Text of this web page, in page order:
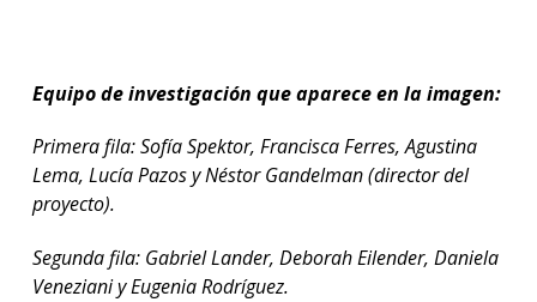
Equipo de investigación que aparece en la imagen:
Primera fila: Sofía Spektor, Francisca Ferres, Agustina
Lema, Lucía Pazos y Néstor Gandelman (director del
proyecto).
Segunda fila: Gabriel Lander, Deborah Eilender, Daniela
Veneziani y Eugenia Rodríguez.